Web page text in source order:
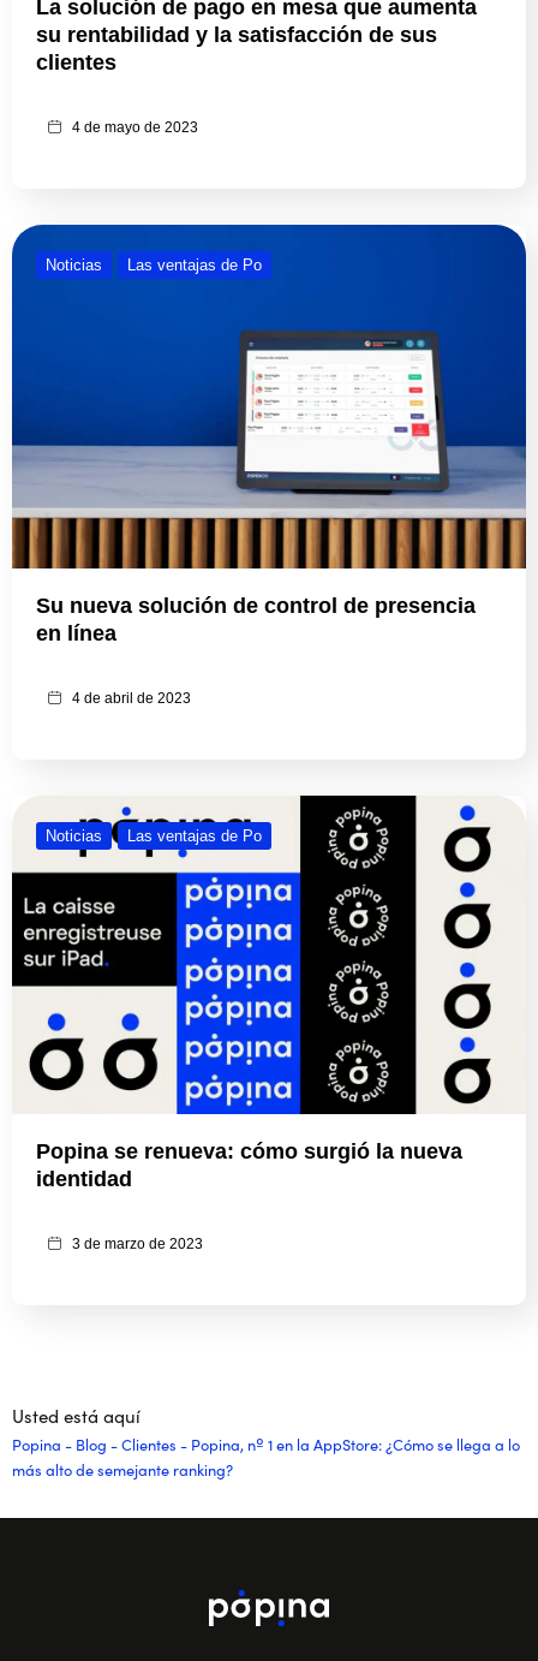
La solución de pago en mesa que aumenta
su rentabilidad y la satisfacción de sus
clientes
4 de mayo de 2023
Noticias Las ventajas de Po
Su nueva solución de control de presencia
en línea
4 de abril de 2023
Noticias Las ventajas de Po
Popina se renueva: cómo surgió la nueva
identidad
3 de marzo de 2023
Usted está aquí
Popina - Blog -Clientes - Popina, nº 1 en la AppStore: ¿Cómo se llega a lo
más alto de semejante ranking?